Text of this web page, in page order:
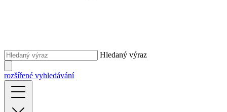
Hledaný výraz
rozšířené vyhledávání